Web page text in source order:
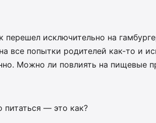
перешел исключительно на
все попытки родителей как-то и
Можно ли повлиять на пищевые
питаться — это как?